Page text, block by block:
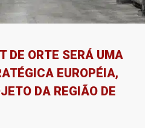
DE ORTE SERÁ UMA
EUROPÉIA,
DA REGIÃO DE